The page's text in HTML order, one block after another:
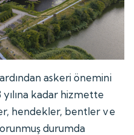
askeri önemini
kadar hizmette
hendekler, bentler ve
durumda